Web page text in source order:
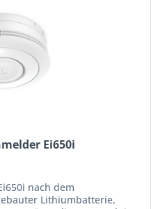
Ei650i
nach dem
Lithiumbatterie,